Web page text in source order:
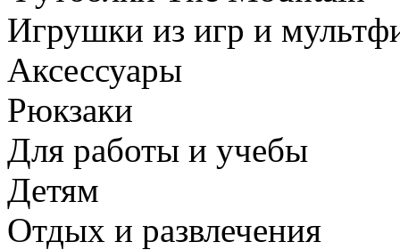
Игрушки из игр и
Аксессуары
Рюкзаки
Для работы и учебы
Детям
Отдых и развлечения